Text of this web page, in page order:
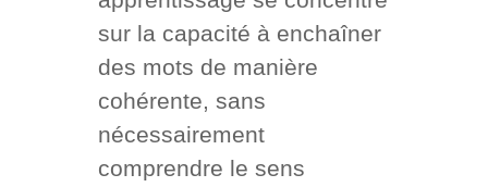
sur la capacité à enchaîner
des mots de manière
cohérente, sans
nécessairement
comprendre le sens